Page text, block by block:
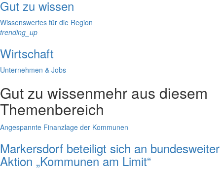
Gut zu wissen
Wissenswertes für die Region
trending_up
Wirtschaft
Unternehmen & Jobs
Gut zu wissenmehr aus diesem
Themenbereich
Angespannte Finanzlage der Kommunen
Markersdorf beteiligt sich an bundesweiter
Aktion „Kommunen am Limit“